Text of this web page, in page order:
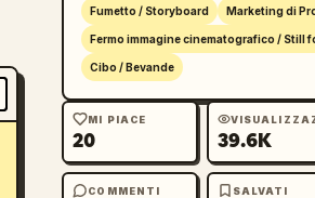
Fumetto / Storyboard Marketing di
Fermo immagine cinematografico / Still
Cibo / Bevande
MI PIACE
20 39.6K
COMMENTI SALVATI